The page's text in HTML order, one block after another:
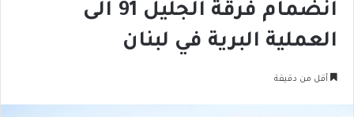
انضمام فرقة الجليل 91 الى
العملية البرية في لبنان
أقل من دقيقة